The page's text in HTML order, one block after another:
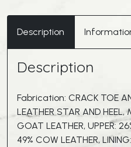
GOOSE-
Ballstar
Description
Description
Fabrication: CRACK TOE
LEATHER STAR AND HEEL,
GOAT LEATHER, UPPER:
49% COW LEATHER,